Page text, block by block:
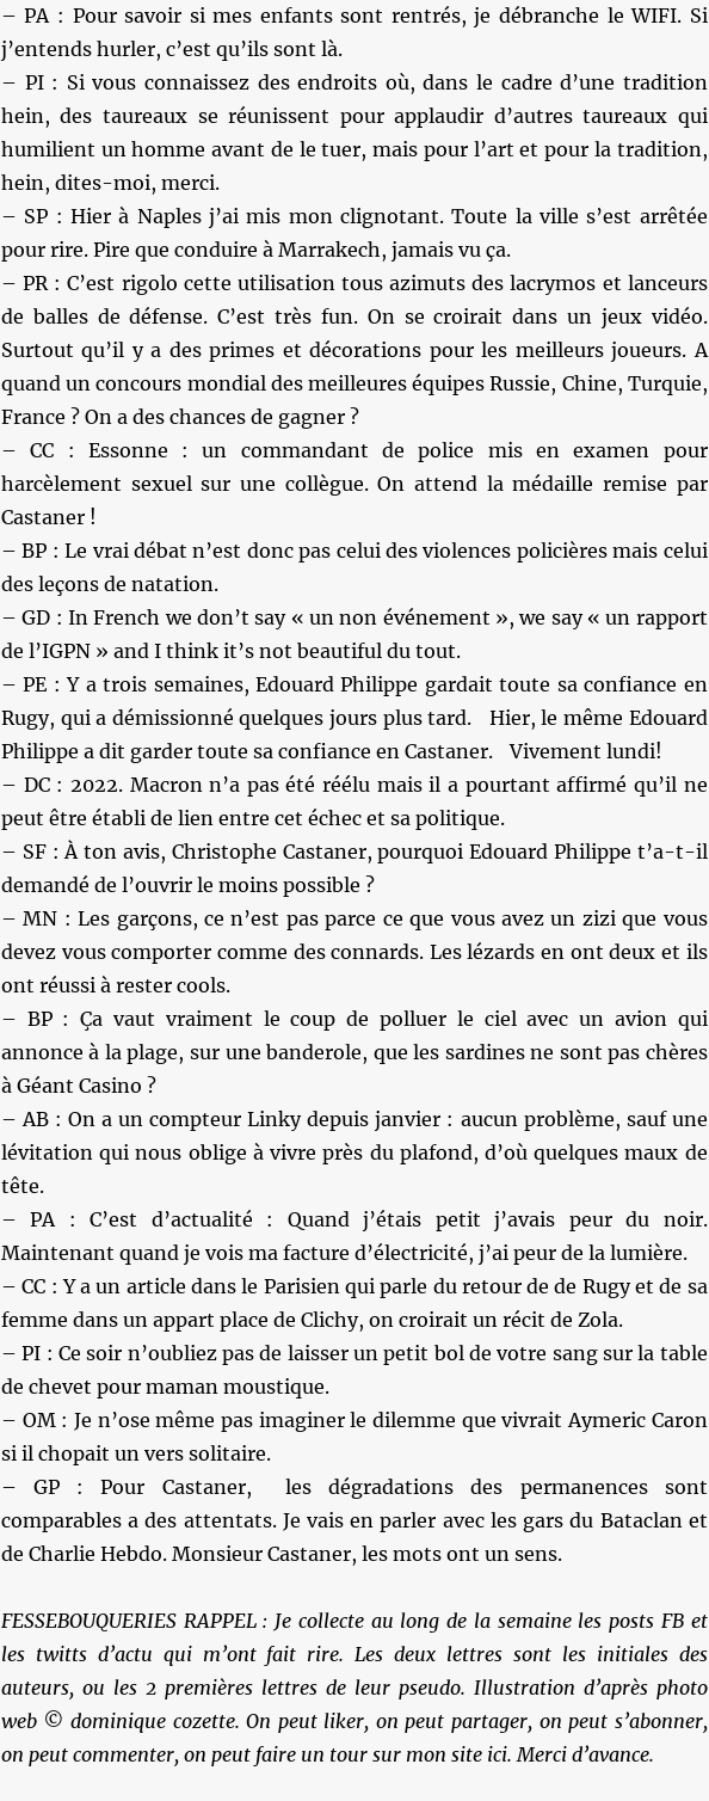
– PA : Pour savoir si mes enfants sont rentrés, je débranche le WIFI. Si
j’entends hurler, c’est qu’ils sont là.
– PI : Si vous connaissez des endroits où, dans le cadre d’une tradition
hein, des taureaux se réunissent pour applaudir d’autres taureaux qui
humilient un homme avant de le tuer, mais pour l’art et pour la tradition,
hein, dites-moi, merci.
– SP : Hier à Naples j’ai mis mon clignotant. Toute la ville s’est arrêtée
pour rire. Pire que conduire à Marrakech, jamais vu ça.
– PR : C’est rigolo cette utilisation tous azimuts des lacrymos et lanceurs
de balles de défense. C’est très fun. On se croirait dans un jeux vidéo.
Surtout qu’il y a des primes et décorations pour les meilleurs joueurs. A
quand un concours mondial des meilleures équipes Russie, Chine, Turquie,
France ? On a des chances de gagner ?
– CC : Essonne : un commandant de police mis en examen pour
harcèlement sexuel sur une collègue. On attend la médaille remise par
Castaner !
– BP : Le vrai débat n’est donc pas celui des violences policières mais celui
des leçons de natation.
– GD : In French we don’t say « un non événement », we say « un rapport
de l’IGPN » and I think it’s not beautiful du tout.
– PE : Y a trois semaines, Edouard Philippe gardait toute sa confiance en
Rugy, qui a démissionné quelques jours plus tard. Hier, le même Edouard
Philippe a dit garder toute sa confiance en Castaner. Vivement lundi!
– DC : 2022. Macron n’a pas été réélu mais il a pourtant affirmé qu’il ne
peut être établi de lien entre cet échec et sa politique.
– SF : À ton avis, Christophe Castaner, pourquoi Edouard Philippe t’a-t-il
demandé de l’ouvrir le moins possible ?
– MN : Les garçons, ce n’est pas parce ce que vous avez un zizi que vous
devez vous comporter comme des connards. Les lézards en ont deux et ils
ont réussi à rester cools.
– BP : Ça vaut vraiment le coup de polluer le ciel avec un avion qui
annonce à la plage, sur une banderole, que les sardines ne sont pas chères
à Géant Casino ?
– AB : On a un compteur Linky depuis janvier : aucun problème, sauf une
lévitation qui nous oblige à vivre près du plafond, d’où quelques maux de
tête.
– PA : C’est d’actualité : Quand j’étais petit j’avais peur du noir.
Maintenant quand je vois ma facture d’électricité, j’ai peur de la lumière.
– CC : Y a un article dans le Parisien qui parle du retour de de Rugy et de sa
femme dans un appart place de Clichy, on croirait un récit de Zola.
– PI : Ce soir n’oubliez pas de laisser un petit bol de votre sang sur la table
de chevet pour maman moustique.
– OM : Je n’ose même pas imaginer le dilemme que vivrait Aymeric Caron
si il chopait un vers solitaire.
– GP : Pour Castaner, les dégradations des permanences sont
comparables a des attentats. Je vais en parler avec les gars du Bataclan et
de Charlie Hebdo. Monsieur Castaner, les mots ont un sens.
FESSEBOUQUERIES RAPPEL : Je collecte au long de la semaine les posts FB et
les twitts d’actu qui m’ont fait rire. Les deux lettres sont les initiales des
auteurs, ou les 2 premières lettres de leur pseudo. Illustration d’après photo
web © dominique cozette. On peut liker, on peut partager, on peut s’abonner,
on peut commenter, on peut faire un tour sur mon site ici. Merci d’avance.